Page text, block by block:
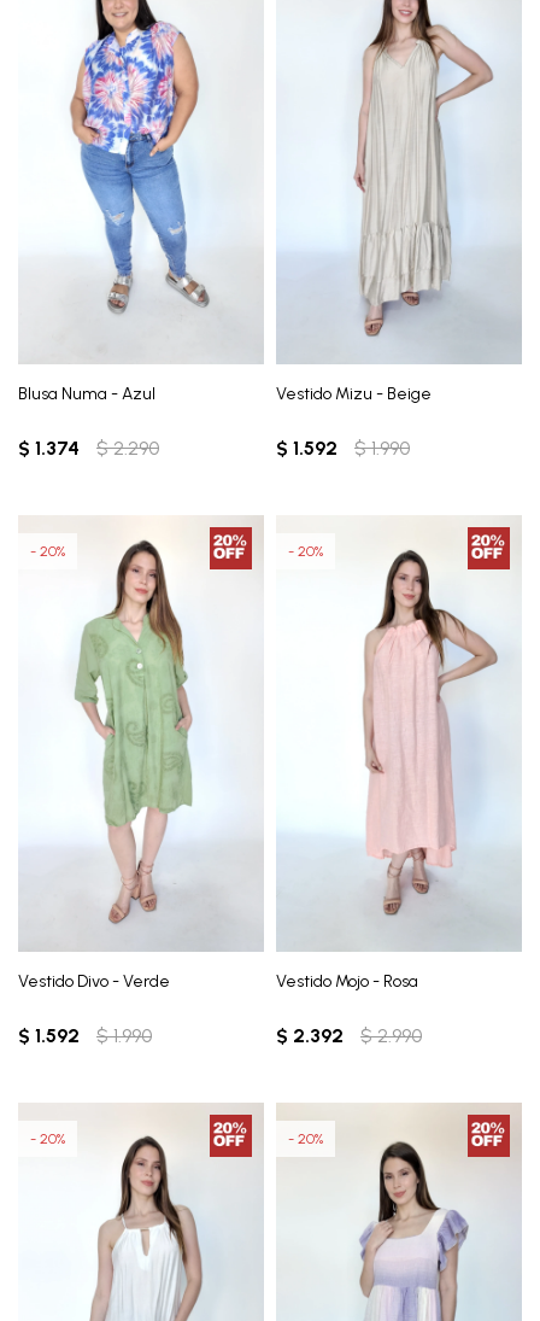
Blusa Numa - Azul
$ 1.374 $ 2.290
Vestido Mizu - Beige
$ 1.592 $ 1.990
Vestido Divo - Verde
$ 1.592 $ 1.990
20
Vestido Mojo - Rosa
$ 2.392 $ 2.990
20
20 20